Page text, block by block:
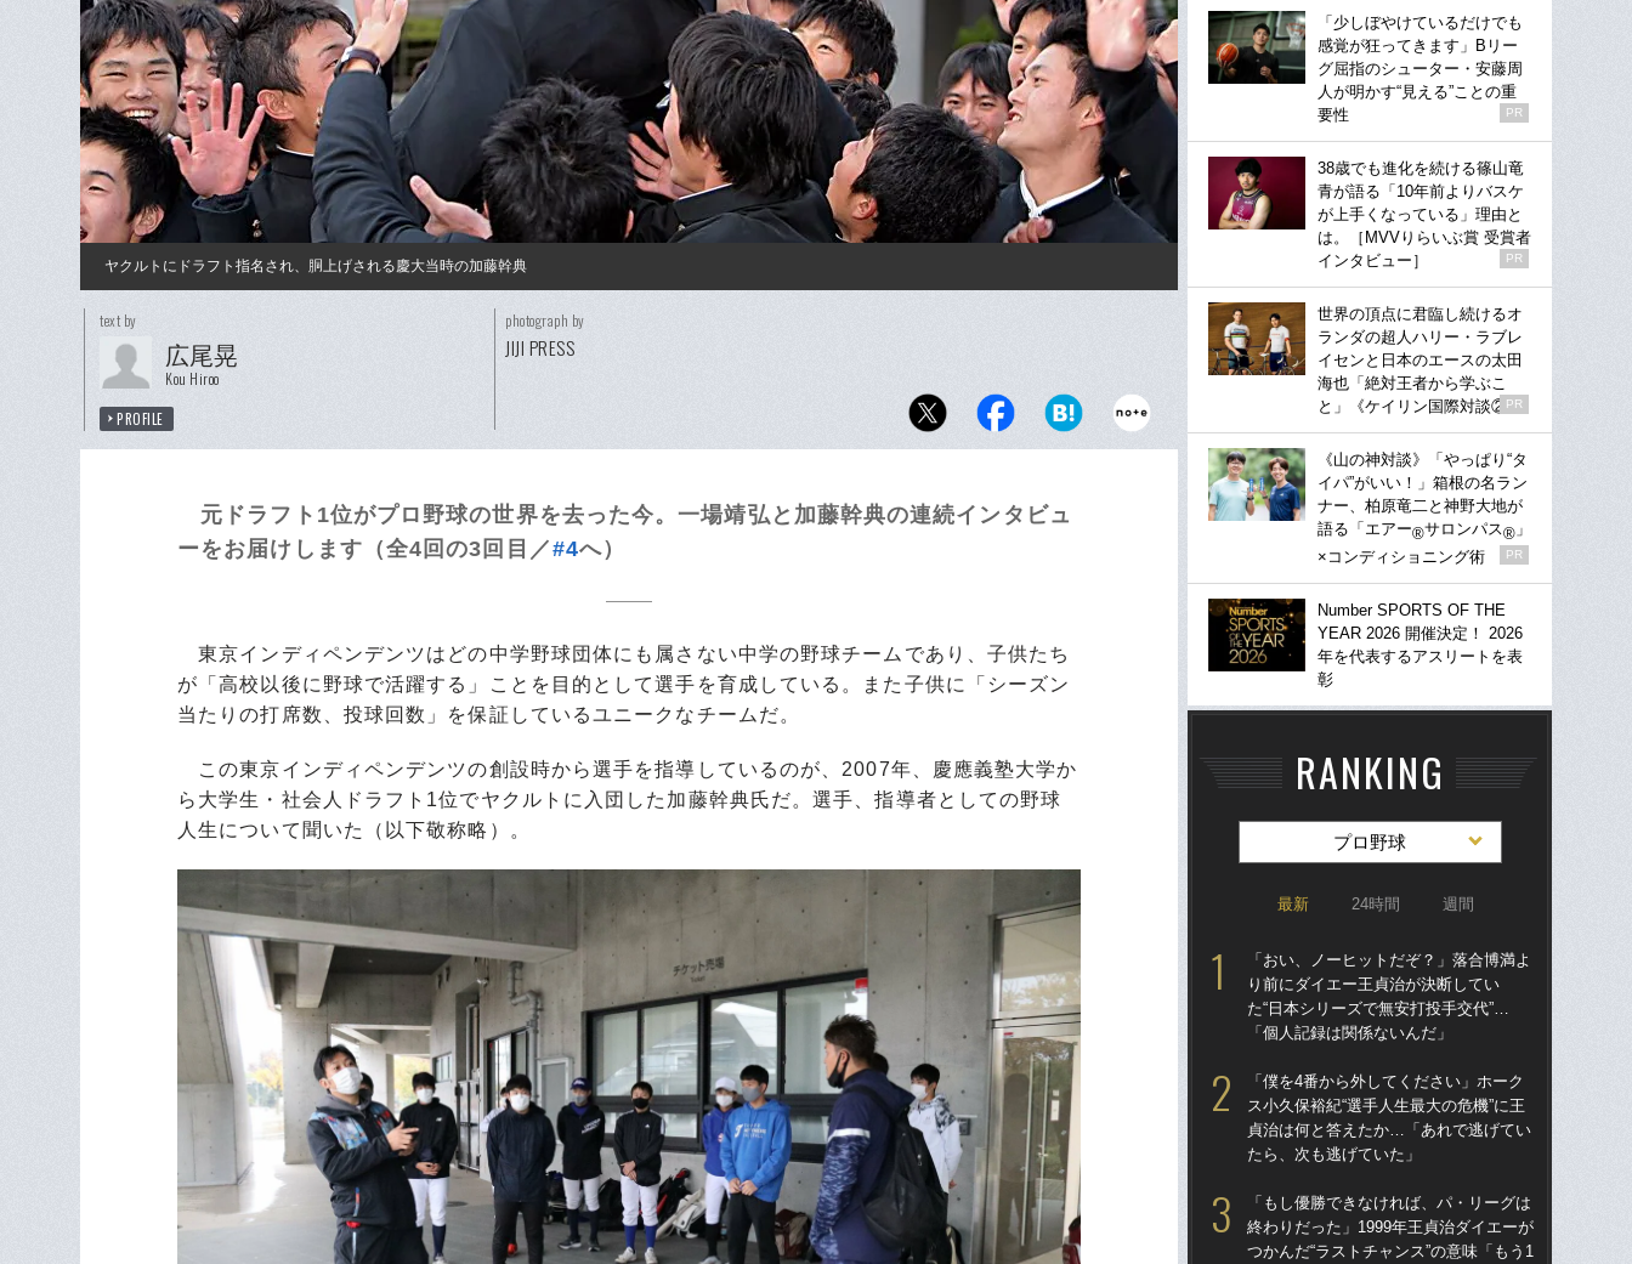
ヤクルトにドラフト指名され、胴上げされる慶大当時の加藤幹典
text by
広尾晃
Kou Hiroo
PROFILE
photograph by
JIJI PRESS
元ドラフト1位がプロ野球の世界を去った今。一場靖弘と加藤幹典の連続インタビュ
ーをお届けします（全4回の3回目／#4へ）
東京インディペンデンツはどの中学野球団体にも属さない中学の野球チームであり、子供たち
が「高校以後に野球で活躍する」ことを目的として選手を育成している。また子供に「シーズン
当たりの打席数、投球回数」を保証しているユニークなチームだ。
この東京インディペンデンツの創設時から選手を指導しているのが、2007年、慶應義塾大学か
ら大学生・社会人ドラフト1位でヤクルトに入団した加藤幹典氏だ。選手、指導者としての野球
人生について聞いた（以下敬称略）。
「少しぼやけているだけでも
感覚が狂ってきます」Bリー
グ屈指のシューター・安藤周
人が明かす“見える”ことの重
要性
PR
38歳でも進化を続ける篠山竜
青が語る「10年前よりバスケ
が上手くなっている」理由と
は。［MVVりらいぶ賞 受賞者
インタビュー］
PR
世界の頂点に君臨し続けるオ
ランダの超人ハリー・ラブレ
イセンと日本のエースの太田
海也「絶対王者から学ぶこ
と」《ケイリン国際対談②》
PR
《山の神対談》「やっぱり“タ
イパ”がいい！」箱根の名ラン
ナー、柏原竜二と神野大地が
語る「エアー®サロンパス® 」
×コンディショニング術
PR
Number SPORTS OF THE
YEAR 2026 開催決定！ 2026
年を代表するアスリートを表
彰
RANKING
プロ野球
最新 24時間 週間
「おい、ノーヒットだぞ？」落合博満よ
り前にダイエー王貞治が決断してい
た“日本シリーズで無安打投手交代”…
「個人記録は関係ないんだ」
「僕を4番から外してください」ホーク
ス小久保裕紀“選手人生最大の危機”に王
貞治は何と答えたか…「あれで逃げてい
たら、次も逃げていた」
「もし優勝できなければ、パ・リーグは
終わりだった」1999年王貞治ダイエーが
つかんだ“ラストチャンス”の意味「もう1